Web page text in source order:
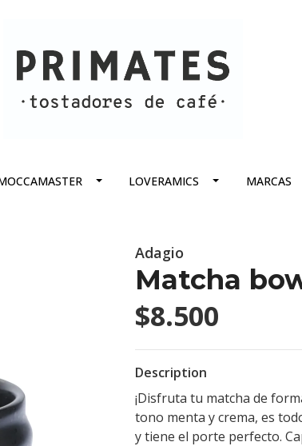
LOVERAMICS MARCAS
Adagio
Matcha
$8.500
Description
¡Disfruta tu matcha de
tono menta y crema, es
y tiene el porte perfecto.